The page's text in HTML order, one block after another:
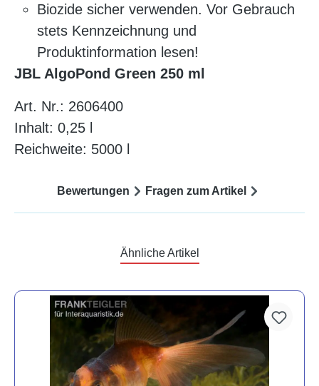
Biozide sicher verwenden. Vor Gebrauch
stets Kennzeichnung und
Produktinformation lesen!
JBL AlgoPond Green 250 ml
Art. Nr.: 2606400
Inhalt: 0,25 l
Reichweite: 5000 l
Bewertungen Fragen zum Artikel
Ähnliche Artikel